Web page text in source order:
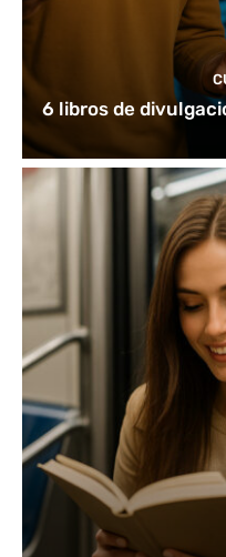
6 libros de